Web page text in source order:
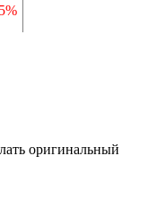
оригинальный